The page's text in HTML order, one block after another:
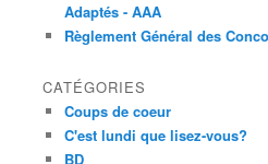
Adaptés - AAA
Règlement Général des
CATÉGORIES
Coups de coeur
C'est lundi que lisez-vous?
BD